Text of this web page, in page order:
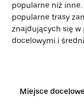
popularne niż
popularne trasy
znajdujących się w
docelowymi i
Miejsce docelowe